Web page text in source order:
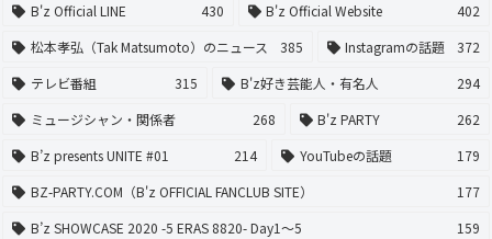
B'z Official LINE
430 B'z Official Website
402
松本孝弘（Tak Matsumoto）のニュース
385 Instagramの話題
372
テレビ番組
315 B'z好き芸能人・有名人
294
ミュージシャン・関係者
268 B'z PARTY
262
B’z presents UNITE #01
214 YouTubeの話題
179
BZ-PARTY.COM（B'z OFFICIAL FANCLUB SITE）
177
B’z SHOWCASE 2020 -5 ERAS 8820- Day1〜5
159